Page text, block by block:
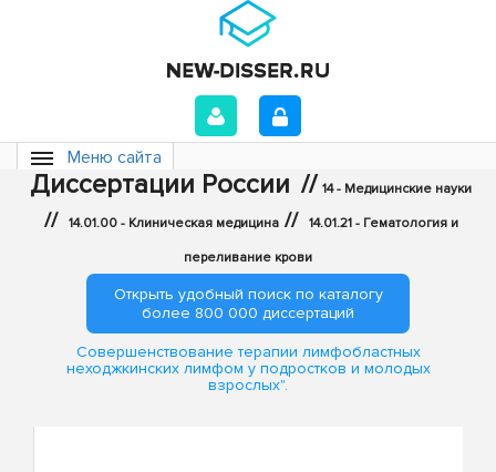
Меню сайта
Диссертации России // 14 - Медицинские науки
// 14.01.00 - Клиническая медицина // 14.01.21 - Гематология и
переливание крови
Открыть удобный поиск по каталогу
более 800 000 диссертаций
Совершенствование терапии лимфобластных
неходжкинских лимфом у подростков и молодых
взрослых".